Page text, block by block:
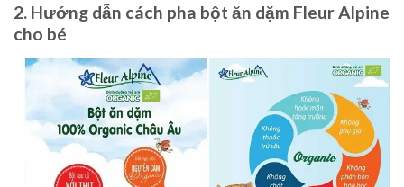
2. Hướng dẫn cách pha bột ăn dặm Fleur Alpine
cho bé